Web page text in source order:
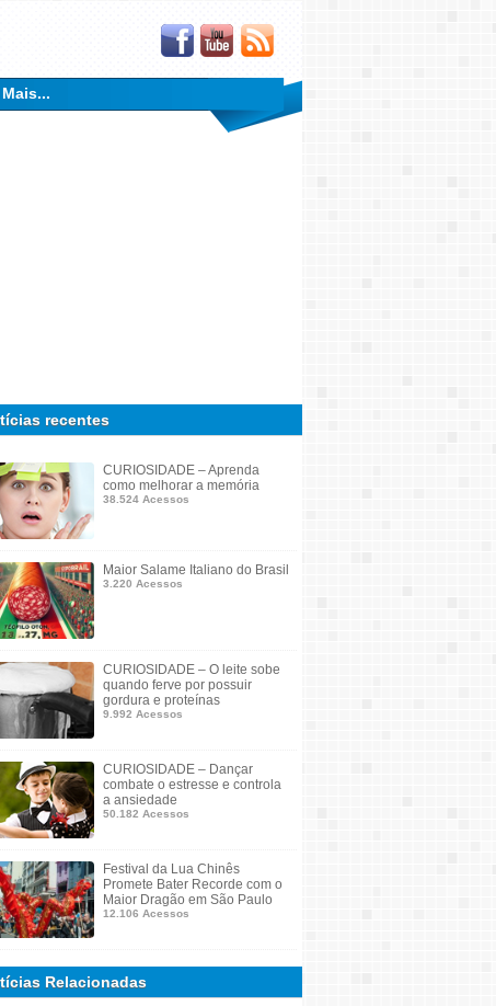
Mais...
recentes
CURIOSIDADE – Aprenda
como melhorar a memória
38.524 Acessos
Maior Salame Italiano do Brasil
3.220 Acessos
CURIOSIDADE – O leite sobe
quando ferve por possuir
gordura e proteínas
9.992 Acessos
CURIOSIDADE – Dançar
combate o estresse e controla
a ansiedade
50.182 Acessos
Festival da Lua Chinês
Promete Bater Recorde com o
Maior Dragão em São Paulo
12.106 Acessos
Relacionadas